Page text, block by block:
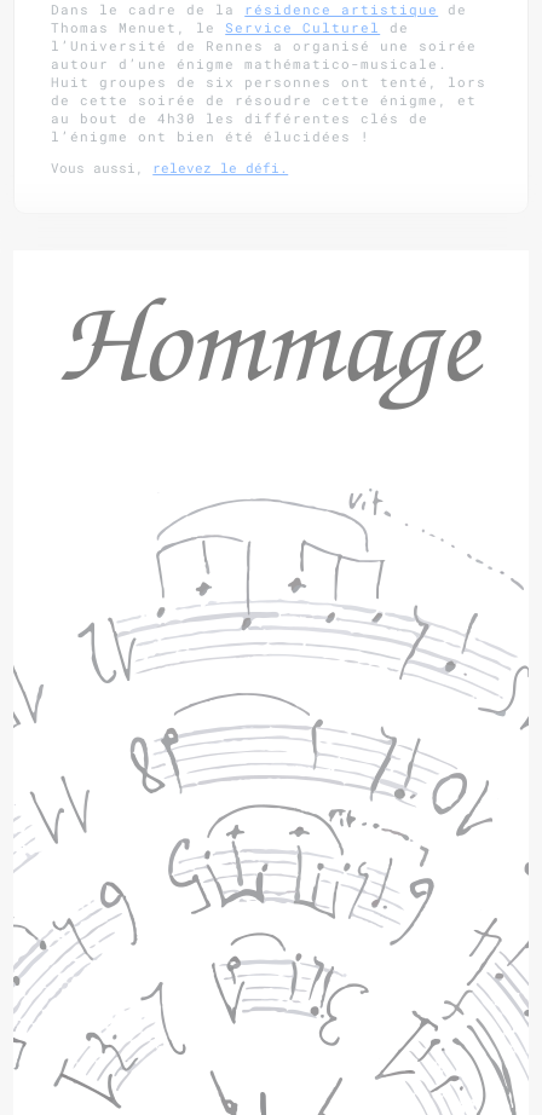
Dans le cadre de la résidence artistique
de
Thomas Menuet,
le Service Culturel
de
l’Université de Rennes a organisé une soirée
autour d’une énigme mathématico-musicale.
Huit groupes de six personnes ont tenté, lors
de cette soirée de résoudre cette énigme, et
au bout de 4h30 les différentes clés de
l’énigme ont bien été élucidées !
Vous aussi, relevez le défi.